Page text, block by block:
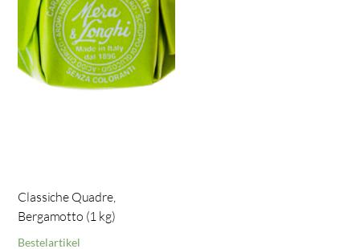
Classiche Quadre,
Bergamotto (1 kg)
Bestelartikel